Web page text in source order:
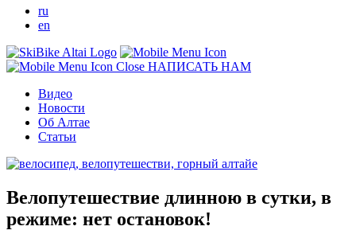
ru
en
НАПИСАТЬ НАМ
Видео
Новости
Об Алтае
Статьи
Велопутешествие длинною в сутки, в
режиме: нет остановок!